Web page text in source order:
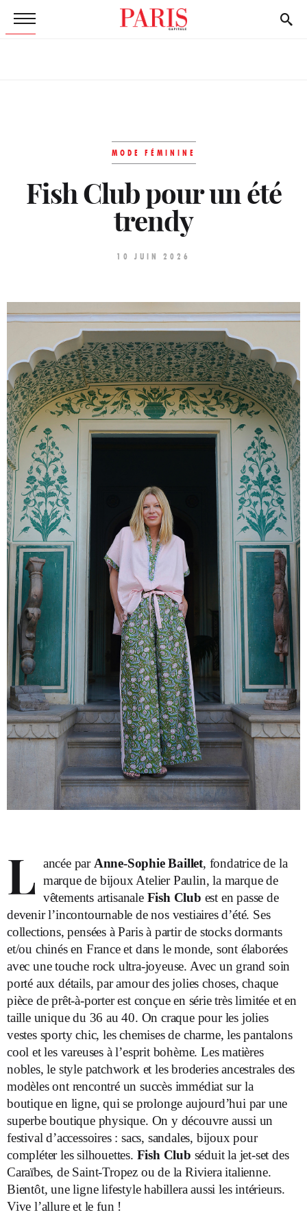
MODE FÉMININE
Fish Club pour un été
trendy
10 JUIN 2026
L ancée par Anne-Sophie Baillet, fondatrice de la
marque de bijoux Atelier Paulin, la marque de
vêtements artisanale Fish Club est en passe de
devenir l’incontournable de nos vestiaires d’été. Ses
collections, pensées à Paris à partir de stocks dormants
et/ou chinés en France et dans le monde, sont élaborées
avec une touche rock ultra-joyeuse. Avec un grand soin
porté aux détails, par amour des jolies choses, chaque
pièce de prêt-à-porter est conçue en série très limitée et en
taille unique du 36 au 40. On craque pour les jolies
vestes sporty chic, les chemises de charme, les pantalons
cool et les vareuses à l’esprit bohème. Les matières
nobles, le style patchwork et les broderies ancestrales des
modèles ont rencontré un succès immédiat sur la
boutique en ligne, qui se prolonge aujourd’hui par une
superbe boutique physique. On y découvre aussi un
festival d’accessoires : sacs, sandales, bijoux pour
compléter les silhouettes. Fish Club séduit la jet-set des
Caraïbes, de Saint-Tropez ou de la Riviera italienne.
Bientôt, une ligne lifestyle habillera aussi les intérieurs.
Vive l’allure et le fun !